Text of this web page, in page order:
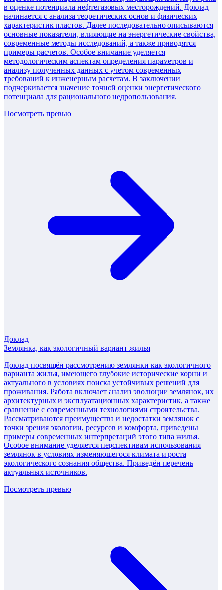
в оценке потенциала нефтегазовых месторождений. Доклад
начинается с анализа теоретических основ и физических
характеристик пластов. Далее последовательно описываются
основные показатели, влияющие на энергетические свойства,
современные методы исследований, а также приводятся
примеры расчетов. Особое внимание уделяется
методологическим аспектам определения параметров и
анализу полученных данных с учетом современных
требований к инженерным расчетам. В заключении
подчеркивается значение точной оценки энергетического
потенциала для рационального недропользования.
Посмотреть превью
Доклад
Землянка, как экологичный вариант жилья
Доклад посвящён рассмотрению землянки как экологичного
варианта жилья, имеющего глубокие исторические корни и
актуального в условиях поиска устойчивых решений для
проживания. Работа включает анализ эволюции землянок, их
архитектурных и эксплуатационных характеристик, а также
сравнение с современными технологиями строительства.
Рассматриваются преимущества и недостатки землянок с
точки зрения экологии, ресурсов и комфорта, приведены
примеры современных интерпретаций этого типа жилья.
Особое внимание уделяется перспективам использования
землянок в условиях изменяющегося климата и роста
экологического сознания общества. Приведён перечень
актуальных источников.
Посмотреть превью